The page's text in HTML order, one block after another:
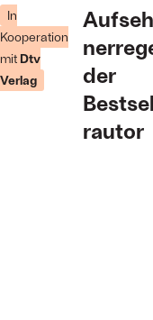
In
Kooperation
mit Dtv
Verlag
der
rautor
Islamexperte
und
Bestsellerautor
Abdel
Hamed-
Samad